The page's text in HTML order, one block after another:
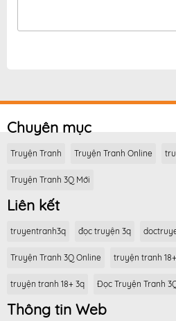
Chuyên mục
Truyện Tranh Truyện Tranh Online
Truyện Tranh 3Q Mới
Liên kết
truyentranh3q đọc truyện 3q
Truyện Tranh 3Q Online truyện tranh
truyện tranh 18+ 3q Đọc Truyện Tranh
Thông tin Web